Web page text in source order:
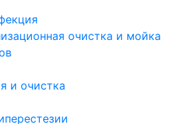
очистка и мойка
и очистка